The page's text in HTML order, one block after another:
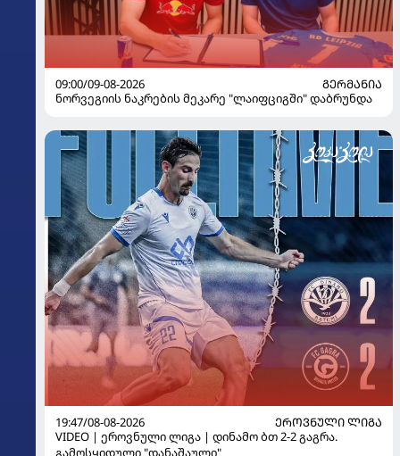
09:00/09-08-2026
ᲒᲔᲠᲛᲐᲜᲘᲐ
ნორვეგიის ნაკრების მეკარე "ლაიფციგში" დაბრუნდა
19:47/08-08-2026
ᲔᲠᲝᲕᲜᲣᲚᲘ ᲚᲘᲒᲐ
VIDEO | ეროვნული ლიგა | დინამო ბთ 2-2 გაგრა.
გამოსყიდული "დანაშაული"